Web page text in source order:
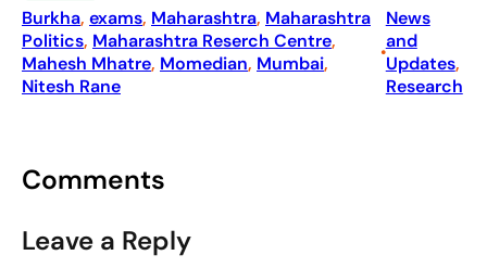
Burkha, exams, Maharashtra, Maharashtra
Politics, Maharashtra Reserch Centre
Mahesh Mhatre, Momedian, Mumbai
Nitesh Rane
•
News
and
Updates
Research
Comments
Leave a Reply